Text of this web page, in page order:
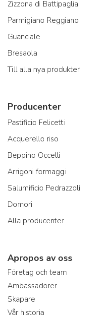
Zizzona di Battipaglia
Parmigiano Reggiano
Guanciale
Bresaola
Till alla nya produkter
Producenter
Pastificio Felicetti
Acquerello riso
Beppino Occelli
Arrigoni formaggi
Salumificio Pedrazzoli
Domori
Alla producenter
Apropos av oss
Företag och team
Ambassadörer
Skapare
Vår historia